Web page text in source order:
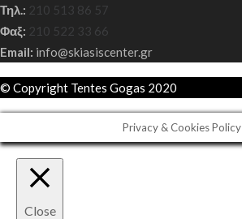
Τηλ.: 210 513 86 57
Φαξ: 210 522 33 66
Email: info@skiasiscenter.gr
© Copyright Tentes Gogas 2020
Privacy & Cookies Policy
Close